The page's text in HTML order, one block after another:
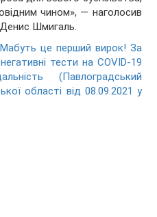
чином», — наголосив
Шмигаль.
Мабуть це перший вирок! За
тести на COVID-19
(Павлоградський
області від 08.09.2021 у